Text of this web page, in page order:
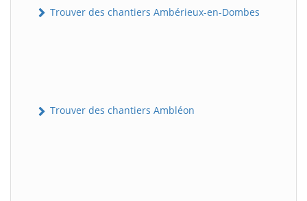
Trouver des chantiers Ambérieux-en-Dombes
Trouver des chantiers Ambléon